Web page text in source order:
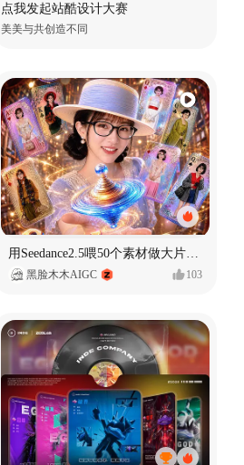
点我发起站酷设计大赛
美美与共创造不同
黑脸木木AIGC 103